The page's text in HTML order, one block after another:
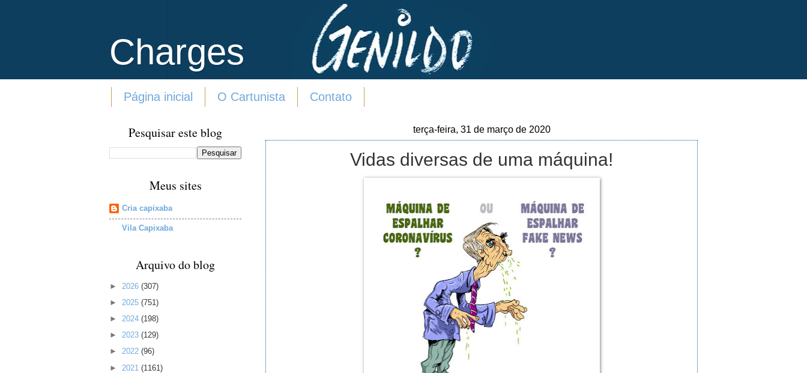
Charges
Página inicial O Cartunista Contato
terça-feira, 31 de março de 2020
Vidas diversas de uma máquina!
Pesquisar este blog
Meus sites
Cria capixaba
Vila Capixaba
Arquivo do blog
► 2026 (307)
► 2025 (751)
► 2024 (198)
► 2023 (129)
► 2022 (96)
► 2021 (1161)